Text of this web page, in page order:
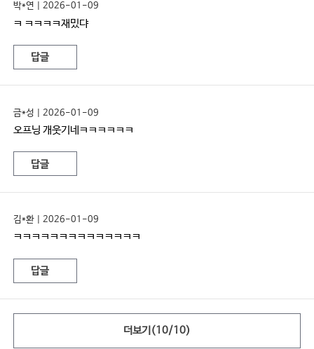
박*연 | 2026-01-09
ㅋ ㅋㅋㅋㅋ재밌댜
답글
금*성 | 2026-01-09
오프닝 개웃기네ㅋㅋㅋㅋㅋㅋ
답글
김*환 | 2026-01-09
ㅋㅋㅋㅋㅋㅋㅋㅋㅋㅋㅋㅋㅋㅋ
답글
더보기(10/10)